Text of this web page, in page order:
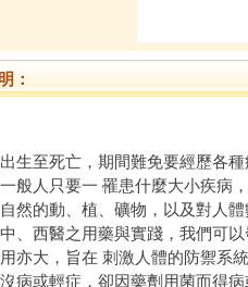
：
至死亡，期間難免要經歷各種
般人只要一 罹患什麼大小疾病
然的動、植、礦物，以及對人
西醫之用藥與實踐，我們可以
亦大，旨在 刺激人體的防禦系
病或輕症，卻因藥劑用菌而得